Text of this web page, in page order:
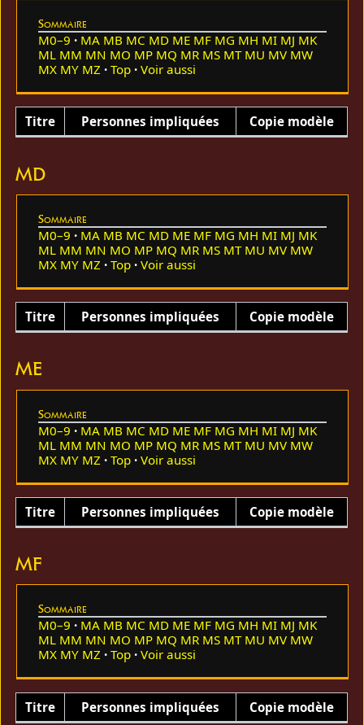
Sommaire
M0–9 MA MB MC MD ME MF MG MH MI MJ MK
ML MM MN MO MP MQ MR MS MT MU MV MW
MX MY MZ Top Voir aussi
Titre Personnes impliquées Copie modèle
MD
Sommaire
M0–9 MA MB MC MD ME MF MG MH MI MJ MK
ML MM MN MO MP MQ MR MS MT MU MV MW
MX MY MZ Top Voir aussi
Titre Personnes impliquées Copie modèle
ME
Sommaire
M0–9 MA MB MC MD ME MF MG MH MI MJ MK
ML MM MN MO MP MQ MR MS MT MU MV MW
MX MY MZ Top Voir aussi
Titre Personnes impliquées Copie modèle
MF
Sommaire
M0–9 MA MB MC MD ME MF MG MH MI MJ MK
ML MM MN MO MP MQ MR MS MT MU MV MW
MX MY MZ Top Voir aussi
Titre Personnes impliquées Copie modèle